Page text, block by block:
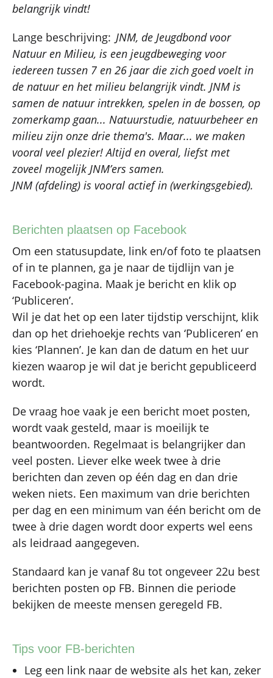
belangrijk vindt!
Lange beschrijving: JNM, de Jeugdbond voor
Natuur en Milieu, is een jeugdbeweging voor
iedereen tussen 7 en 26 jaar die zich goed voelt in
de natuur en het milieu belangrijk vindt. JNM is
samen de natuur intrekken, spelen in de bossen, op
zomerkamp gaan... Natuurstudie, natuurbeheer en
milieu zijn onze drie thema's. Maar... we maken
vooral veel plezier! Altijd en overal, liefst met
zoveel mogelijk JNM’ers samen.
JNM (afdeling) is vooral actief in (werkingsgebied).
Berichten plaatsen op Facebook
Om een statusupdate, link en/of foto te plaatsen
of in te plannen, ga je naar de tijdlijn van je
Facebook-pagina. Maak je bericht en klik op
‘Publiceren’.
Wil je dat het op een later tijdstip verschijnt, klik
dan op het driehoekje rechts van ‘Publiceren’ en
kies ‘Plannen’. Je kan dan de datum en het uur
kiezen waarop je wil dat je bericht gepubliceerd
wordt.
De vraag hoe vaak je een bericht moet posten,
wordt vaak gesteld, maar is moeilijk te
beantwoorden. Regelmaat is belangrijker dan
veel posten. Liever elke week twee à drie
berichten dan zeven op één dag en dan drie
weken niets. Een maximum van drie berichten
per dag en een minimum van één bericht om de
twee à drie dagen wordt door experts wel eens
als leidraad aangegeven.
Standaard kan je vanaf 8u tot ongeveer 22u best
berichten posten op FB. Binnen die periode
bekijken de meeste mensen geregeld FB.
Tips voor FB-berichten
Leg een link naar de website als het kan, zeker